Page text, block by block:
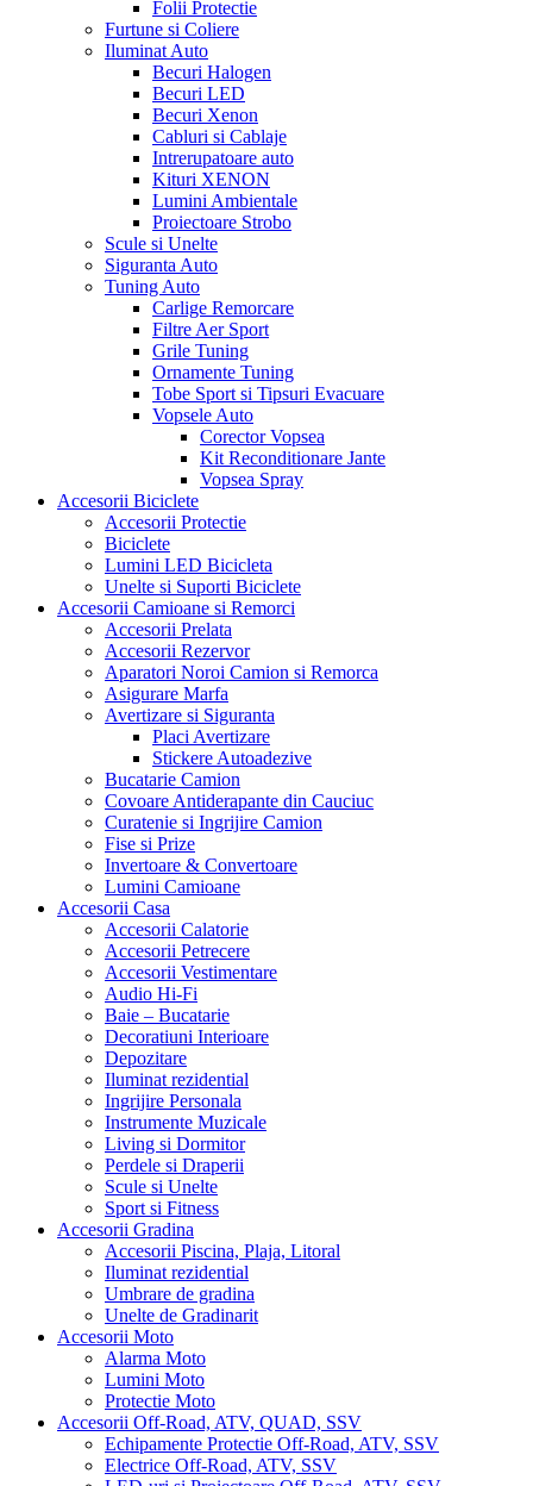
Folii Protectie
Furtune si Coliere
Iluminat Auto
Becuri Halogen
Becuri LED
Becuri Xenon
Cabluri si Cablaje
Intrerupatoare auto
Kituri XENON
Lumini Ambientale
Proiectoare Strobo
Scule si Unelte
Siguranta Auto
Tuning Auto
Carlige Remorcare
Filtre Aer Sport
Grile Tuning
Ornamente Tuning
Tobe Sport si Tipsuri Evacuare
Vopsele Auto
Corector Vopsea
Kit Reconditionare Jante
Vopsea Spray
Accesorii Biciclete
Accesorii Protectie
Biciclete
Lumini LED Bicicleta
Unelte si Suporti Biciclete
Accesorii Camioane si Remorci
Accesorii Prelata
Accesorii Rezervor
Aparatori Noroi Camion si Remorca
Asigurare Marfa
Avertizare si Siguranta
Placi Avertizare
Stickere Autoadezive
Bucatarie Camion
Covoare Antiderapante din Cauciuc
Curatenie si Ingrijire Camion
Fise si Prize
Invertoare & Convertoare
Lumini Camioane
Accesorii Casa
Accesorii Calatorie
Accesorii Petrecere
Accesorii Vestimentare
Audio Hi-Fi
Baie – Bucatarie
Decoratiuni Interioare
Depozitare
Iluminat rezidential
Ingrijire Personala
Instrumente Muzicale
Living si Dormitor
Perdele si Draperii
Scule si Unelte
Sport si Fitness
Accesorii Gradina
Accesorii Piscina, Plaja, Litoral
Iluminat rezidential
Umbrare de gradina
Unelte de Gradinarit
Accesorii Moto
Alarma Moto
Lumini Moto
Protectie Moto
Accesorii Off-Road, ATV, QUAD, SSV
Echipamente Protectie Off-Road, ATV, SSV
Electrice Off-Road, ATV, SSV